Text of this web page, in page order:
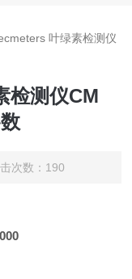
叶绿素检测仪
检测仪CM
次数：190